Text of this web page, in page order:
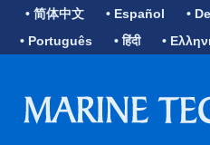
• 简体中文 • Español •
• Português
• हिंदी •